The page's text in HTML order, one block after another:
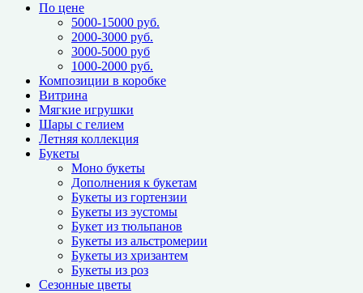
По цене
5000-15000 руб.
2000-3000 руб.
3000-5000 руб
1000-2000 руб.
Композиции в коробке
Витрина
Мягкие игрушки
Шары с гелием
Летняя коллекция
Букеты
Моно букеты
Дополнения к букетам
Букеты из гортензии
Букеты из эустомы
Букет из тюльпанов
Букеты из альстромерии
Букеты из хризантем
Букеты из роз
Сезонные цветы